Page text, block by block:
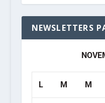
NEWSLETTERS
L M M